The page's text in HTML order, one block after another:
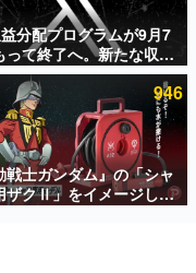
ビュー数万以上！ などな
ファミ渾身の“殿堂入り”記
製作時のエピソードをお
分配プログラムが9月7
って終了へ。新たな収益
「Original Content
Program」を発表 946
戦士ガンダム』の「シャ
ザクⅡ」をイメージした
ースリールが予約開始。